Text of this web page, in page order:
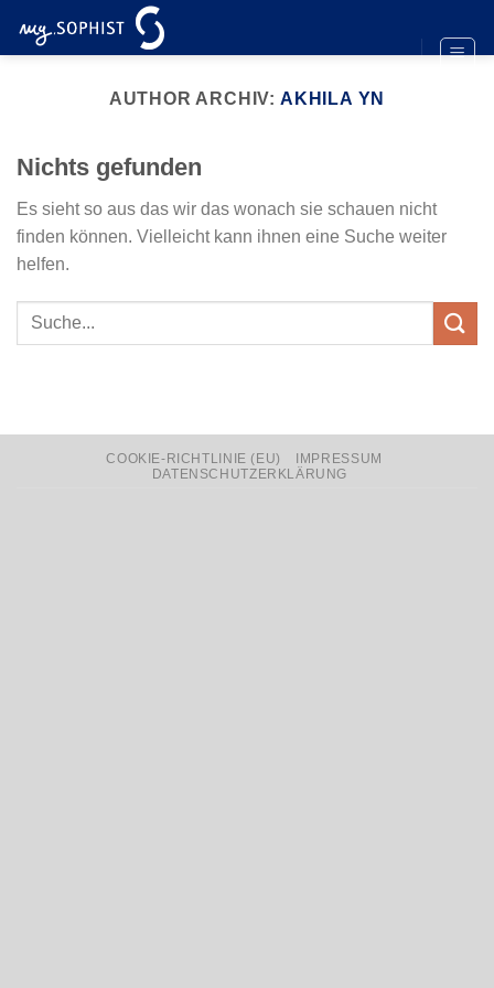
Inhalt
AUTHOR ARCHIV: AKHILA YN
Nichts gefunden
Es sieht so aus das wir das wonach sie schauen nicht
finden können. Vielleicht kann ihnen eine Suche weiter
helfen.
COOKIE-RICHTLINIE (EU)
IMPRESSUM
DATENSCHUTZERKLÄRUNG